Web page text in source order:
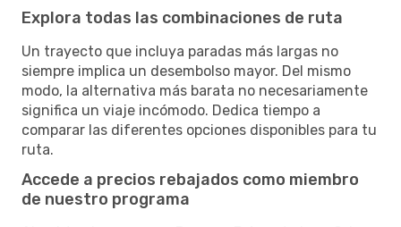
Explora todas las combinaciones de ruta
Un trayecto que incluya paradas más largas no
siempre implica un desembolso mayor. Del mismo
modo, la alternativa más barata no necesariamente
significa un viaje incómodo. Dedica tiempo a
comparar las diferentes opciones disponibles para tu
ruta.
Accede a precios rebajados como miembro
de nuestro programa